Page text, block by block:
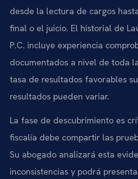
desde la lectura de cargos
final o el juicio. El historial de
P.C. incluye experiencia
documentados a nivel de toda
tasa de resultados favorables
resultados pueden variar.
La fase de descubrimiento es
fiscalía debe compartir las
Su abogado analizará esta
inconsistencias y podrá